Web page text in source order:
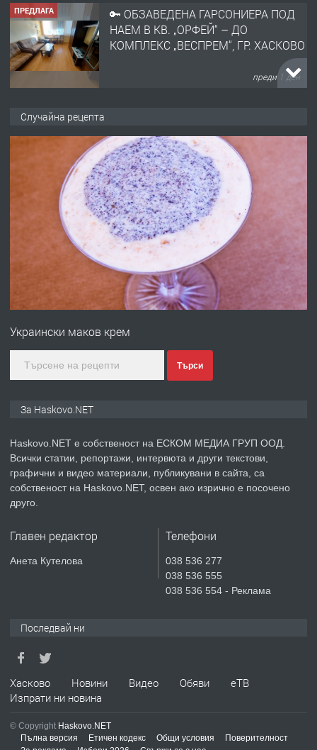
ПРЕДЛАГА
🔑 ОБЗАВЕДЕНА ГАРСОНИЕРА ПОД
НАЕМ В КВ. „ОРФЕЙ“ – ДО
КОМПЛЕКС „ВЕСПРЕМ“, ГР. ХАСКОВО
преди 1 ден
АПАРТАМЕНТ В ЦЕНТЪРА НА ГР.
ХАСКОВО
Давам гараж под наем
преди 2 дни
№4120 Магазин/Офис под наем в кв.
градската градина!
преди 3 дни
ПРЕДЛАГА
Продавам парцел в гр. Хасково кв.
СГЛОБЯВАНЕ НА МЕБЕЛИ.
ПРЕДЛАГА
№4119 Едностаен обзаведен
Случайна рецепта
Украински маков крем
Търси
За Haskovo.NET
Haskovo.NET е собственост на ЕСКОМ МЕДИА ГРУП ООД.
Всички статии, репортажи, интервюта и други текстови,
графични и видео материали, публикувани в сайта, са
собственост на Haskovo.NET, освен ако изрично е посочено
друго.
Главен редактор
Анета Кутелова
Телефони
038 536 277
038 536 555
038 536 554 - Реклама
Последвай ни
Хасково Новини Видео Обяви
еТВ
Изпрати ни новина
© Copyright Haskovo.NET
Пълна версия
Етичен кодекс Общи условия
Поверителност